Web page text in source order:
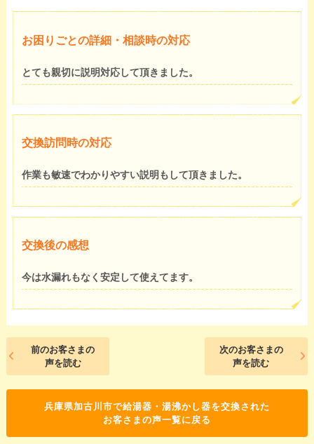
お困りごとの詳細・相談時の対応
とても親切に説明対応して頂きました。
交換訪問時の対応
作業も敏速でわかりやすい説明もして頂きました。
交換後の感想
今は水漏れもなく安定して使えてます。
前のお客さまの
声を読む
次のお客さまの
声を読む
兵庫県加古川市で給湯器・湯沸かし器を交換された
お客さまの声一覧に戻る